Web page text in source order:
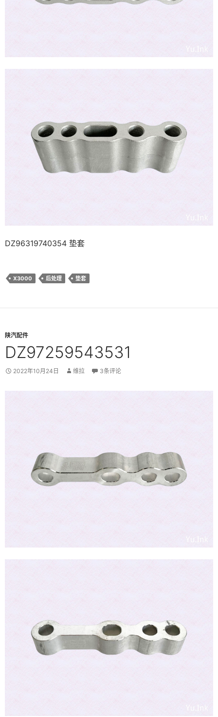
DZ96319740354 垫套
X3000 后处理 垫套
陕汽配件
DZ97259543531
2022年10月24日 维拉 3条评论